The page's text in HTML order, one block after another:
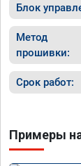
Блок
Метод
прошивки:
Срок работ:
Примеры